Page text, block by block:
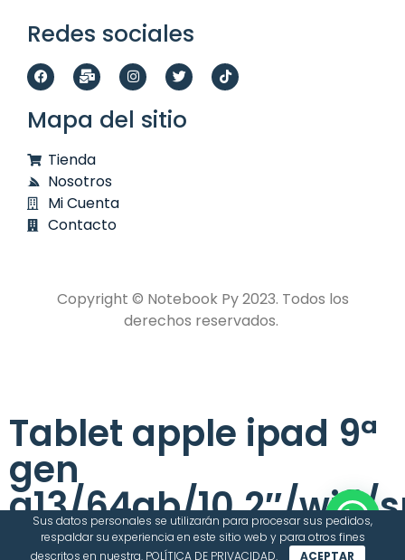
Redes sociales
Mapa del sitio
Tienda
Nosotros
Mi Cuenta
Contacto
Copyright © Notebook Py 2023. Todos los
derechos reservados.
Tablet apple ipad 9ª
gen
a13/64gb/10.2″/wifi/
gray mk2k3ll/a
Sus datos personales se utilizarán para procesar sus pedidos,
respaldar su experiencia en este sitio web y para otros fines
descritos en nuestra. POLÍTICA DE PRIVACIDAD. ACEPTAR